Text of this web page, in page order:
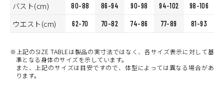
バスト(cm) 80-88 86-94 90-98 94-102 98-106
ウエスト(cm) 62-70 70-82 74-86 77-89 81-93
※上記のSIZE TABLEは製品の実寸法ではなく、各サイズ表示に対して基
準となる身体のサイズを示しています。
また、上記のサイズは目安ですので、体型によっては異なる場合があ
ります。